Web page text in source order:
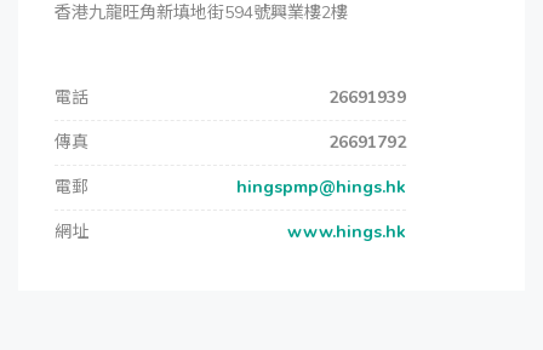
香港九龍旺角新填地街594號興業樓2樓
電話
26691939
傳真
26691792
電郵
hingspmp@hings.hk
網址
www.hings.hk